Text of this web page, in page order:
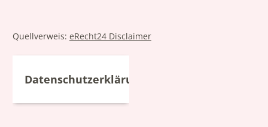
Quellverweis: eRecht24 Disclaimer
Datenschutzerklärung